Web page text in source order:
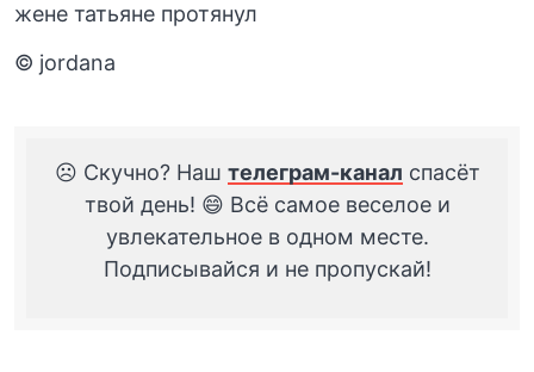
жене татьяне протянул
© jordana
☹️ Скучно? Наш телеграм-канал спасёт
твой день! 😄 Всё самое веселое и
увлекательное в одном месте.
Подписывайся и не пропускай!